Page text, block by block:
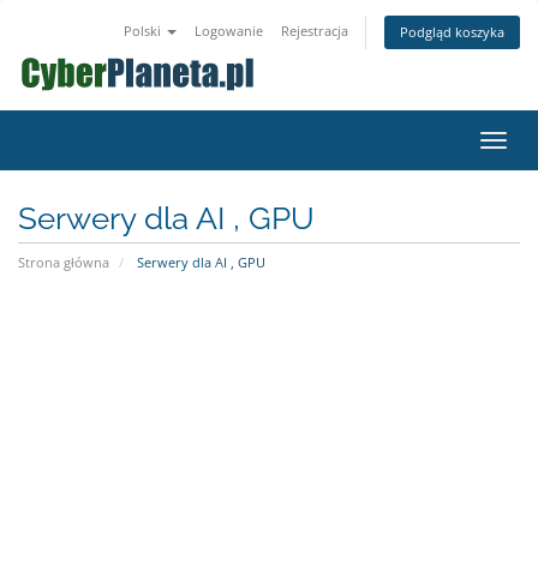
Polski Logowanie Rejestracja Podgląd koszyka
Serwery dla AI , GPU
Strona główna Serwery dla AI , GPU